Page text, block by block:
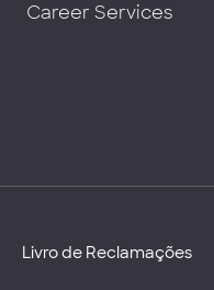
Career Services
Livro de Reclamações